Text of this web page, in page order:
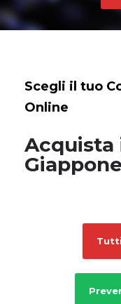
Acquista
Scegli il tuo
Online